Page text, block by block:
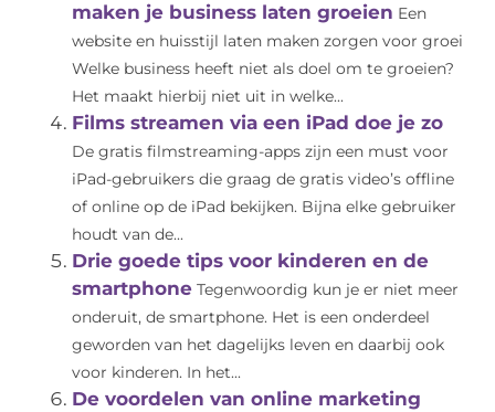
maken je business laten groeien Een
website en huisstijl laten maken zorgen voor groei
Welke business heeft niet als doel om te groeien?
Het maakt hierbij niet uit in welke...
Films streamen via een iPad doe je zo
De gratis filmstreaming-apps zijn een must voor
iPad-gebruikers die graag de gratis video’s offline
of online op de iPad bekijken. Bijna elke gebruiker
houdt van de...
Drie goede tips voor kinderen en de
smartphone Tegenwoordig kun je er niet meer
onderuit, de smartphone. Het is een onderdeel
geworden van het dagelijks leven en daarbij ook
voor kinderen. In het...
De voordelen van online marketing